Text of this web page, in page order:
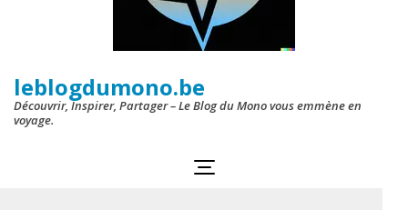
leblogdumono.be
Découvrir, Inspirer, Partager – Le Blog du Mono vous emmène en
voyage.